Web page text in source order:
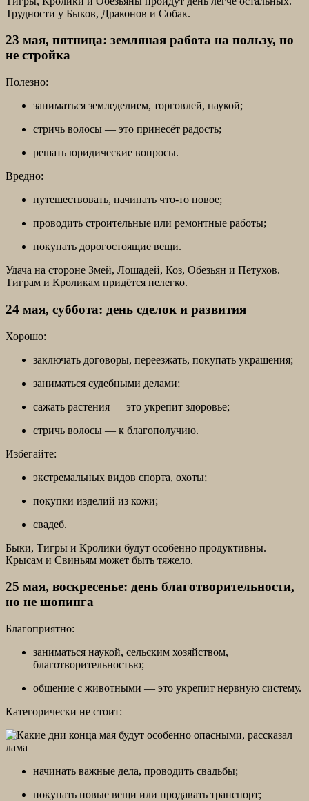
Трудности у Быков, Драконов и Собак.
23 мая, пятница: земляная работа на пользу, но
не стройка
Полезно:
заниматься земледелием, торговлей, наукой;
стричь волосы — это принесёт радость;
решать юридические вопросы.
Вредно:
путешествовать, начинать что-то новое;
проводить строительные или ремонтные работы;
покупать дорогостоящие вещи.
Удача на стороне Змей, Лошадей, Коз, Обезьян и Петухов.
Тиграм и Кроликам придётся нелегко.
24 мая, суббота: день сделок и развития
Хорошо:
заключать договоры, переезжать, покупать украшения;
заниматься судебными делами;
сажать растения — это укрепит здоровье;
стричь волосы — к благополучию.
Избегайте:
экстремальных видов спорта, охоты;
покупки изделий из кожи;
свадеб.
Быки, Тигры и Кролики будут особенно продуктивны.
Крысам и Свиньям может быть тяжело.
25 мая, воскресенье: день благотворительности,
но не шопинга
Благоприятно:
заниматься наукой, сельским хозяйством,
благотворительностью;
общение с животными — это укрепит нервную систему.
Категорически не стоит:
начинать важные дела, проводить свадьбы;
покупать новые вещи или продавать транспорт;